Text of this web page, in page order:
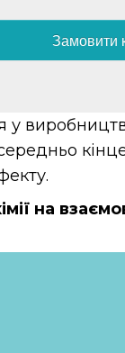
Замовити
на